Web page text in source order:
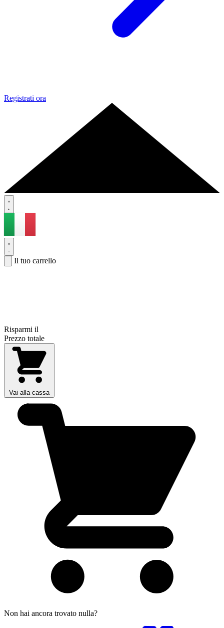
Registrati ora
Il tuo carrello
Risparmi il
Prezzo totale
Vai alla cassa
Non hai ancora trovato nulla?